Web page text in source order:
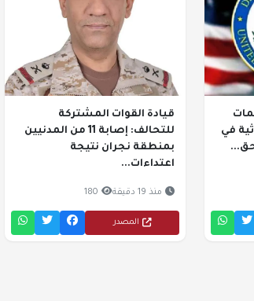
في
قيادة القوات المشتركة
للتحالف: إصابة 11 من المدنيين
بمنطقة نجران نتيجة
اعتداءات...
منذ 19 دقيقة 180
المصدر